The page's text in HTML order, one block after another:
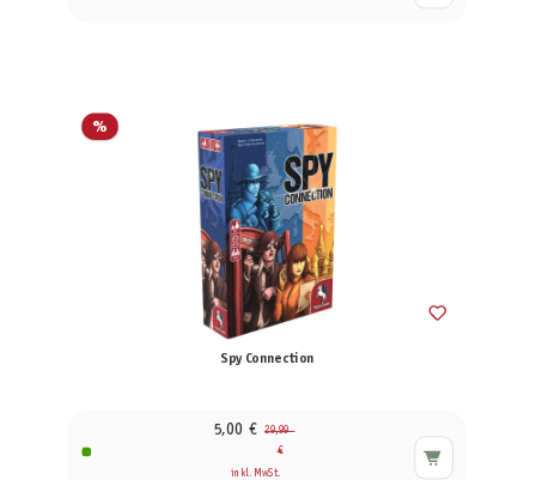
%
Spy Connection
5,00 € 29,99
€
inkl. MwSt.